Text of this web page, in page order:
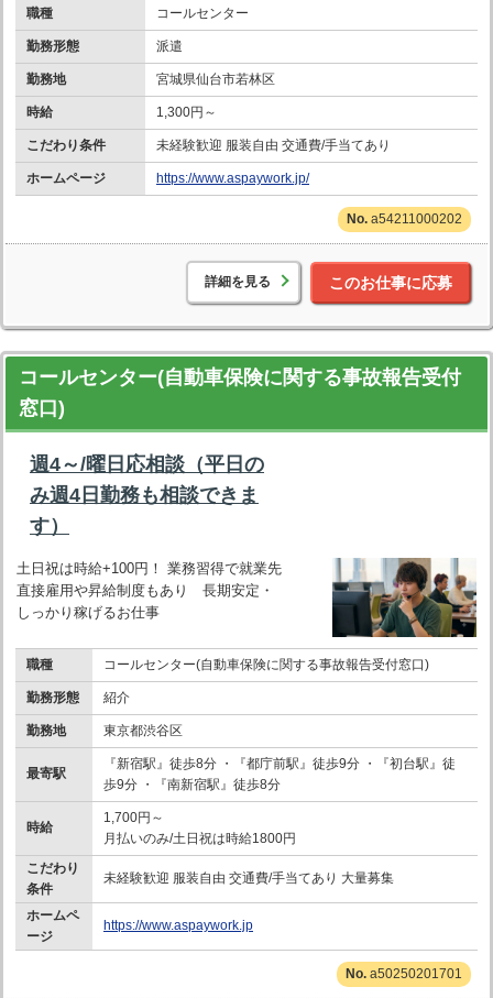
職種 コールセンター
勤務形態 派遣
勤務地 宮城県仙台市若林区
時給 1,300円～
こだわり条件 未経験歓迎 服装自由 交通費/手当てあり
ホームページ https://www.aspaywork.jp/
a54211000202
詳細を見る このお仕事に応募
コールセンター(自動車保険に関する事故報告受付
窓口)
週4～/曜日応相談（平日の
み週4日勤務も相談できま
す）
土日祝は時給+100円！ 業務習得で就業先
直接雇用や昇給制度もあり 長期安定・
しっかり稼げるお仕事
職種 コールセンター(自動車保険に関する事故報告受付窓口)
勤務形態 紹介
勤務地 東京都渋谷区
最寄駅
『新宿駅』徒歩8分 ・『都庁前駅』徒歩9分 ・『初台駅』徒
歩9分 ・『南新宿駅』徒歩8分
時給
1,700円～
月払いのみ/土日祝は時給1800円
こだわり
条件
未経験歓迎 服装自由 交通費/手当てあり 大量募集
ホームペ
ージ
https://www.aspaywork.jp
a50250201701